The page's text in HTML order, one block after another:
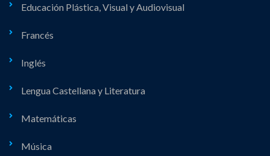
Educación Plástica, Visual y Audiovisual
Francés
Inglés
Lengua Castellana y Literatura
Matemáticas
Música